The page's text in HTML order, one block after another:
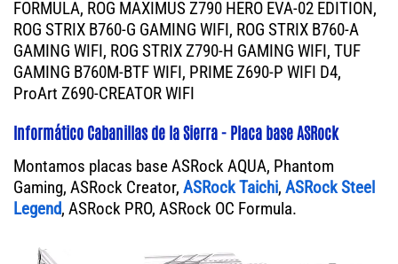
FORMULA, ROG MAXIMUS Z790 HERO EVA-02 EDITION,
ROG STRIX B760-G GAMING WIFI, ROG STRIX B760-A
GAMING WIFI, ROG STRIX Z790-H GAMING WIFI, TUF
GAMING B760M-BTF WIFI, PRIME Z690-P WIFI D4,
ProArt Z690-CREATOR WIFI
Informático Cabanillas de la Sierra - Placa base ASRock
Montamos placas base ASRock AQUA, Phantom
Gaming, ASRock Creator, ASRock Taichi, ASRock Steel
Legend, ASRock PRO, ASRock OC Formula.